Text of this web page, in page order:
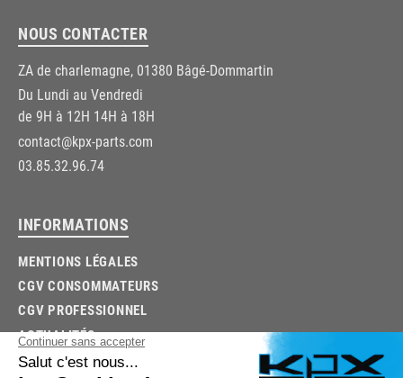
NOUS CONTACTER
ZA de charlemagne, 01380 Bâgé-Dommartin
Du Lundi au Vendredi
de 9H à 12H 14H à 18H
contact@kpx-parts.com
03.85.32.96.74
INFORMATIONS
MENTIONS LÉGALES
CGV CONSOMMATEURS
CGV PROFESSIONNEL
ACTUALITÉS